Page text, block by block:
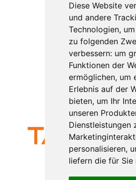
Diese Website
und andere
Technologien,
zu folgenden
verbessern: um
Funktionen der
ermöglichen, um
Erlebnis auf der
bieten, um Ihr
unseren
Dienstleistungen
personalisieren,
liefern die für Sie
Rechtliches
Impressum
Datenschutz
Kündigung